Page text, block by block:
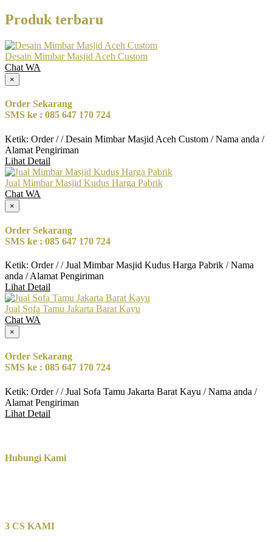
Produk terbaru
Desain Mimbar Masjid Aceh Custom
Chat WA
×
Order Sekarang
SMS ke : 085 647 170 724
Ketik: Order / / Desain Mimbar Masjid Aceh Custom / Nama anda /
Alamat Pengiriman
Lihat Detail
Jual Mimbar Masjid Kudus Harga Pabrik
Chat WA
×
Order Sekarang
SMS ke : 085 647 170 724
Ketik: Order / / Jual Mimbar Masjid Kudus Harga Pabrik / Nama
anda / Alamat Pengiriman
Lihat Detail
Jual Sofa Tamu Jakarta Barat Kayu
Chat WA
×
Order Sekarang
SMS ke : 085 647 170 724
Ketik: Order / / Jual Sofa Tamu Jakarta Barat Kayu / Nama anda /
Alamat Pengiriman
Lihat Detail
Hubungi Kami
3 CS KAMI